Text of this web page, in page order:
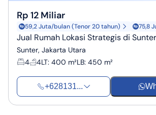
Rp 12 Miliar
59,2 Juta/bulan (Tenor 20 tahun) 75,8
Jual Rumah Lokasi Strategis di Sunter
Sunter, Jakarta Utara
4
4LT: 400 m²LB: 450 m²
+628131...